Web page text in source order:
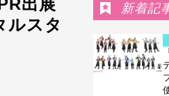
出展
ルスタ
新着記